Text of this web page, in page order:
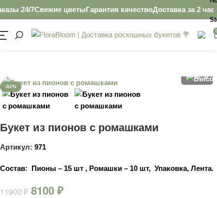
24/7Свежие цветыГарантия качествоДоставка за 2 часа
-32%
60 CM
Букет из пионов с ромашками
Артикул: 971
Состав: Пионы – 15 шт , Ромашки – 10 шт, Упаковка, Лента.
11900 ₽ 8100₽